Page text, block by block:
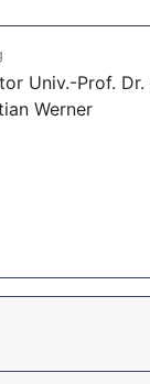
Univ.-Prof. Dr.
Werner